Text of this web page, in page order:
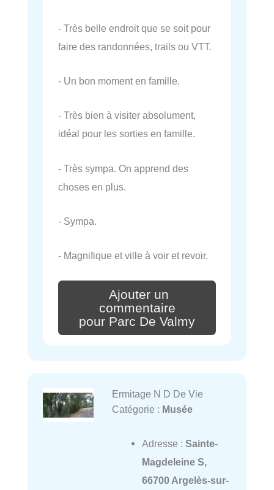
- Très belle endroit que se soit pour
faire des randonnées, trails ou VTT.
- Un bon moment en famille.
- Très bien à visiter absolument,
idéal pour les sorties en famille.
- Très sympa. On apprend des
choses en plus.
- Sympa.
- Magnifique et ville à voir et revoir.
Ajouter un
commentaire
pour Parc De Valmy
Ermitage N D De Vie
Catégorie : Musée
Adresse : Sainte-
Magdeleine S,
66700 Argelès-sur-